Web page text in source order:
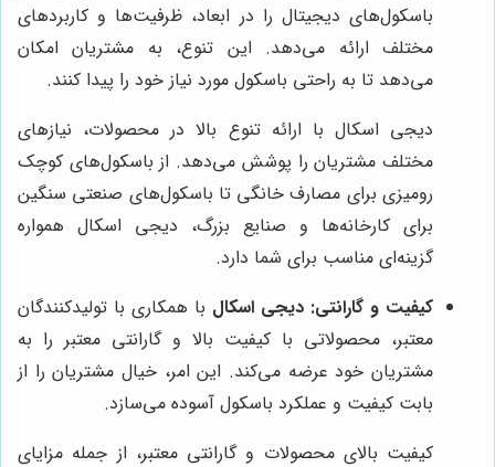
باسکول‌های دیجیتال را در ابعاد، ظرفیت‌ها و کاربردهای
مختلف ارائه می‌دهد. این تنوع، به مشتریان امکان
می‌دهد تا به راحتی باسکول مورد نیاز خود را پیدا کنند.
دیجی اسکال با ارائه تنوع بالا در محصولات، نیازهای
مختلف مشتریان را پوشش می‌دهد. از باسکول‌های کوچک
رومیزی برای مصارف خانگی تا باسکول‌های صنعتی سنگین
برای کارخانه‌ها و صنایع بزرگ، دیجی اسکال همواره
گزینه‌ای مناسب برای شما دارد.
کیفیت و گارانتی: دیجی اسکال با همکاری با تولیدکنندگان
معتبر، محصولاتی با کیفیت بالا و گارانتی معتبر را به
مشتریان خود عرضه می‌کند. این امر، خیال مشتریان را از
بابت کیفیت و عملکرد باسکول آسوده می‌سازد.
کیفیت بالای محصولات و گارانتی معتبر، از جمله مزایای